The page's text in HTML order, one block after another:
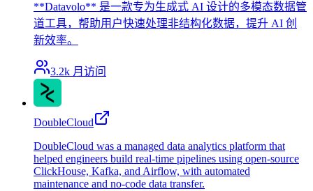
**Datavolo** 是一款专为生成式 AI 设计的多模态数据管
道工具，帮助用户快速处理非结构化数据，提升 AI 创
新效率。
3.2k 月访问
DoubleCloud
DoubleCloud was a managed data analytics platform that
helped engineers build real-time pipelines using open-source
ClickHouse, Kafka, and Airflow, with automated
maintenance and no-code data transfer.